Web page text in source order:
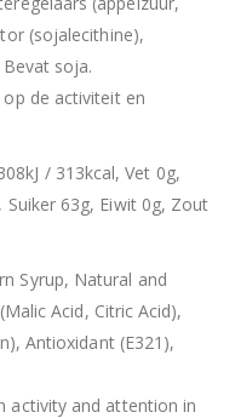
(sojalecithine),
soja.
de activiteit en
/ 313kcal, Vet 0g,
63g, Eiwit 0g, Zout
Syrup, Natural and
Acid, Citric Acid),
Antioxidant (E321),
activity and attention in